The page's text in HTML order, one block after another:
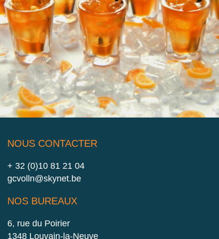
NOUS CONTACTER
+ 32 (0)10 81 21 04
gcvolln@skynet.be
NOS BUREAUX
6, rue du Poirier
1348 Louvain-la-Neuve